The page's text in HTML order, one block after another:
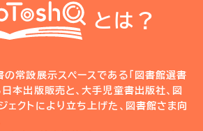
とは？
の常設展示スペースである「図書館選書
本出版販売と、大手児童書出版社、図
ェクトにより立ち上げた、図書館さま向